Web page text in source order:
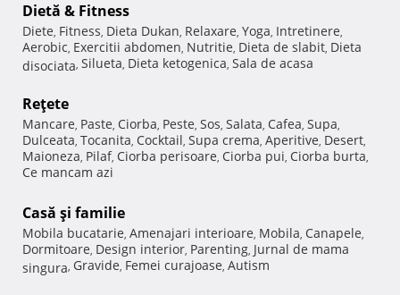
Dietă & Fitness
Diete, Fitness, Dieta Dukan, Relaxare, Yoga, Intretinere,
Aerobic, Exercitii abdomen, Nutritie, Dieta de slabit, Dieta
disociata, Silueta, Dieta ketogenica, Sala de acasa
Reţete
Mancare, Paste, Ciorba, Peste, Sos, Salata, Cafea, Supa,
Dulceata, Tocanita, Cocktail, Supa crema, Aperitive, Desert,
Maioneza, Pilaf, Ciorba perisoare, Ciorba pui, Ciorba burta,
Ce mancam azi
Casă şi familie
Mobila bucatarie, Amenajari interioare, Mobila, Canapele,
Dormitoare, Design interior, Parenting, Jurnal de mama
singura, Gravide, Femei curajoase, Autism